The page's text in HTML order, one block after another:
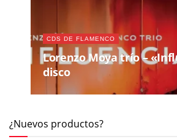
CDS DE FLAMENCO
Lorenzo Moya trío –
disco
¿Nuevos productos?